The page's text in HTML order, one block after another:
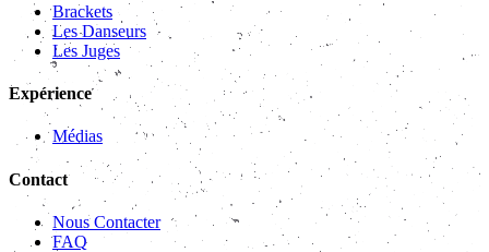
Brackets
Les Danseurs
Les Juges
Expérience
Médias
Contact
Nous Contacter
FAQ